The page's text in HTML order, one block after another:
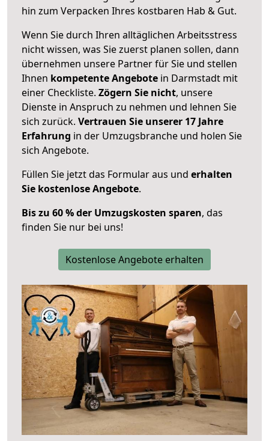
hin zum Verpacken Ihres kostbaren Hab & Gut.
Wenn Sie durch Ihren alltäglichen Arbeitsstress
nicht wissen, was Sie zuerst planen sollen, dann
übernehmen unsere Partner für Sie und stellen
Ihnen kompetente Angebote in Darmstadt mit
einer Checkliste. Zögern Sie nicht, unsere
Dienste in Anspruch zu nehmen und lehnen Sie
sich zurück. Vertrauen Sie unserer 17 Jahre
Erfahrung in der Umzugsbranche und holen Sie
sich Angebote.
Füllen Sie jetzt das Formular aus und erhalten
Sie kostenlose Angebote.
Bis zu 60 % der Umzugskosten sparen, das
finden Sie nur bei uns!
Kostenlose Angebote erhalten